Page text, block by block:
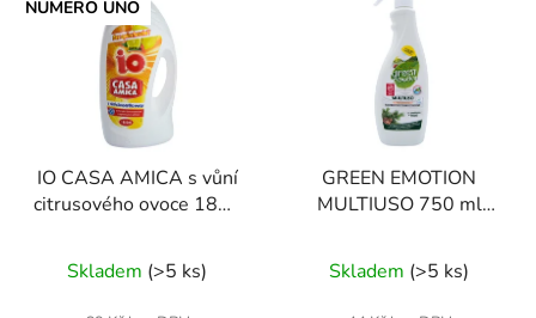
IO CASA AMICA s vůní
citrusového ovoce 1850
Skladem (>5 ks)
GREEN EMOTION
MULTIUSO 750 ml
univerzální čistič
hodnocení
Skladem (>5 ks)